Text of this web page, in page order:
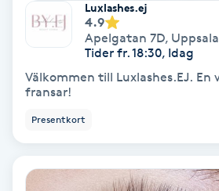
Hårbottenbehandling
Hårförlängning
Luxlashes.ej
4.9
Apelgatan 7D, Uppsala
Tider fr. 18:30, Idag
Välkommen till Luxlashes.EJ. En värld av perfekta
fransar!
Presentkort